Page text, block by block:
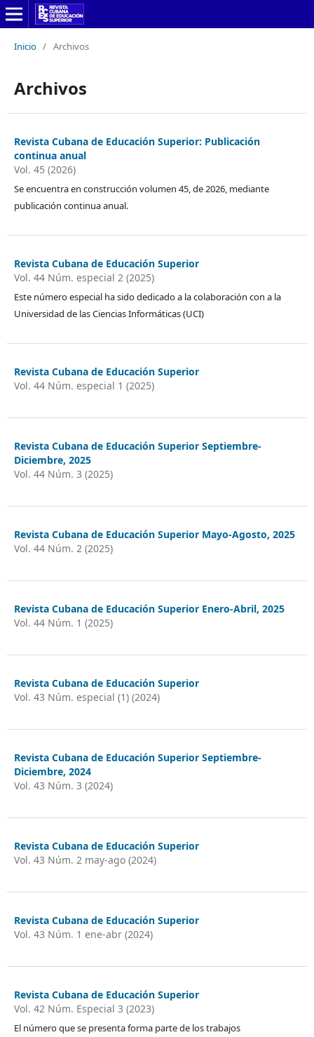
Inicio / Archivos
Archivos
Revista Cubana de Educación Superior: Publicación
continua anual
Vol. 45 (2026)
Se encuentra en construcción volumen 45, de 2026, mediante
publicación continua anual.
Revista Cubana de Educación Superior
Vol. 44 Núm. especial 2 (2025)
Este número especial ha sido dedicado a la colaboración con a la
Universidad de las Ciencias Informáticas (UCI)
Revista Cubana de Educación Superior
Vol. 44 Núm. especial 1 (2025)
Revista Cubana de Educación Superior Septiembre-
Diciembre, 2025
Vol. 44 Núm. 3 (2025)
Revista Cubana de Educación Superior Mayo-Agosto, 2025
Vol. 44 Núm. 2 (2025)
Revista Cubana de Educación Superior Enero-Abril, 2025
Vol. 44 Núm. 1 (2025)
Revista Cubana de Educación Superior
Vol. 43 Núm. especial (1) (2024)
Revista Cubana de Educación Superior Septiembre-
Diciembre, 2024
Vol. 43 Núm. 3 (2024)
Revista Cubana de Educación Superior
Vol. 43 Núm. 2 may-ago (2024)
Revista Cubana de Educación Superior
Vol. 43 Núm. 1 ene-abr (2024)
Revista Cubana de Educación Superior
Vol. 42 Núm. Especial 3 (2023)
El número que se presenta forma parte de los trabajos